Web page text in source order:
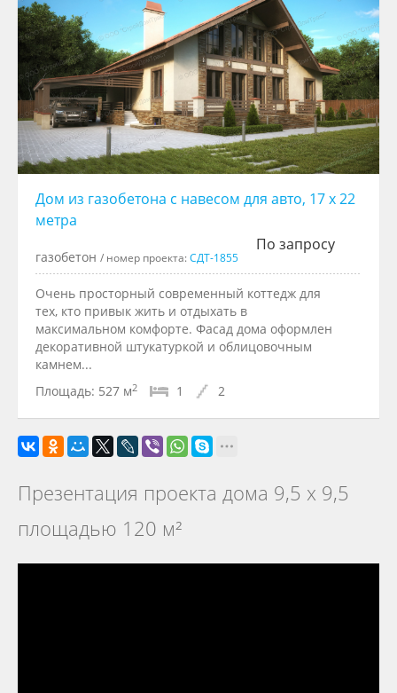
Дом из газобетона с навесом для авто, 17 х 22
метра
По запросу
газобетон / номер проекта:СДТ-1855
Очень просторный современный коттедж для
тех, кто привык жить и отдыхать в
максимальном комфорте. Фасад дома оформлен
декоративной штукатуркой и облицовочным
камнем...
Площадь: 527 м2 1 2
Презентация проекта дома 9,5 х 9,5
площадью 120 м²